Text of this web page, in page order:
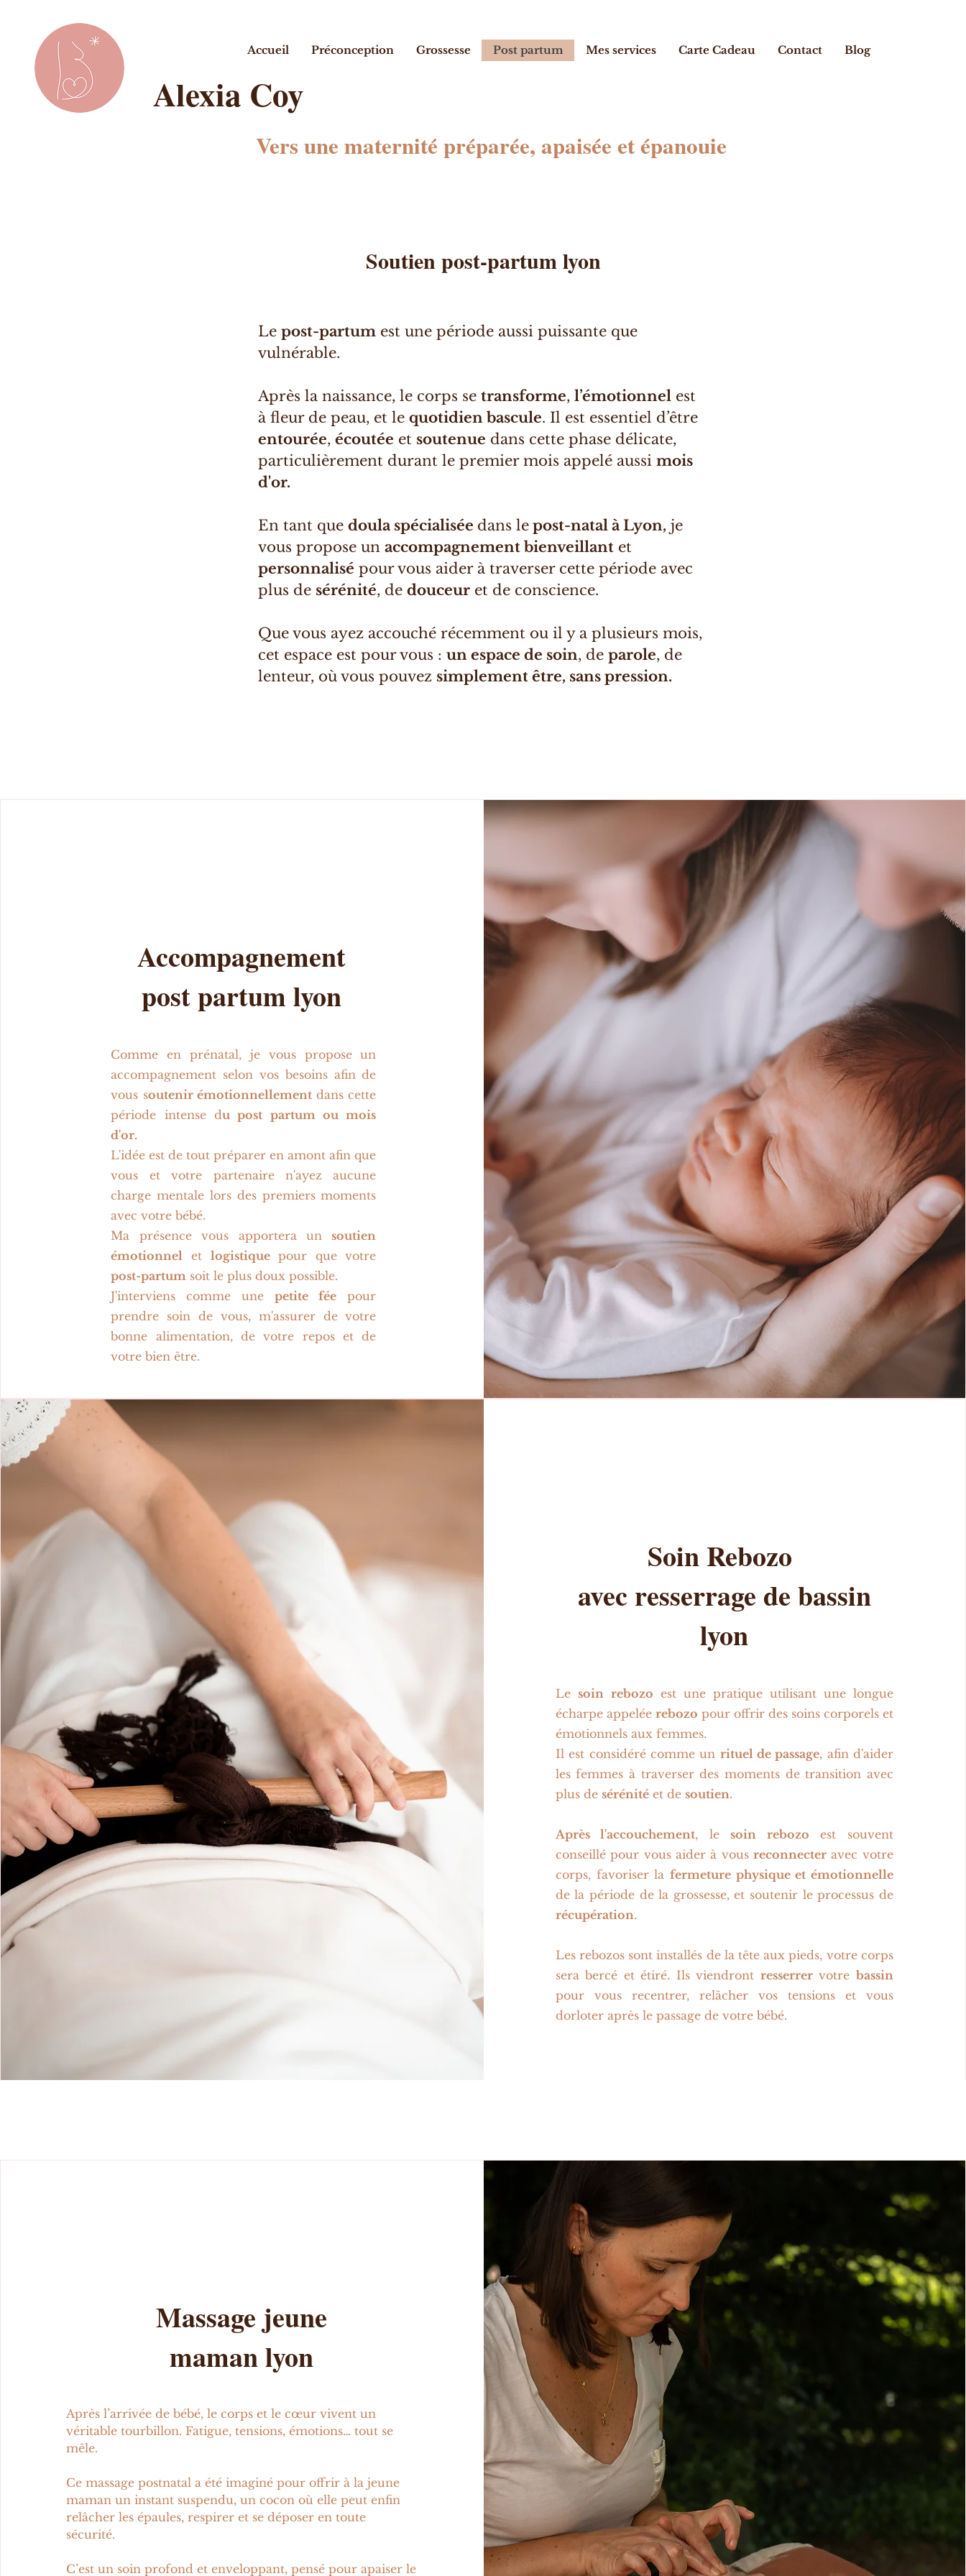
Accueil Préconception Grossesse Post partum Mes services Carte Cadeau Contact Blog
Alexia Coy
Vers une maternité préparée, apaisée et épanouie
Soutien post-partum lyon
Le post-partum est une période aussi puissante que
vulnérable.
Après la naissance, le corps se transforme, l’émotionnel est
à fleur de peau, et le quotidien bascule. Il est essentiel d’être
entourée, écoutée et soutenue dans cette phase délicate,
particulièrement durant le premier mois appelé aussi mois
d'or.
En tant que doula spécialisée dans le post-natal à Lyon, je
vous propose un accompagnement bienveillant et
personnalisé pour vous aider à traverser cette période avec
plus de sérénité, de douceur et de conscience.
Que vous ayez accouché récemment ou il y a plusieurs mois,
cet espace est pour vous : un espace de soin, de parole, de
lenteur, où vous pouvez simplement être, sans pression.
Accompagnement
post partum lyon
Comme en prénatal, je vous propose un
accompagnement selon vos besoins afin de
vous soutenir émotionnellementdans cette
période intense du post partum ou mois
d'or.
L'idée est de tout préparer en amont afin que
vous et votre partenaire n'ayez aucune
charge mentale lors des premiers moments
avec votre bébé.
Ma présence vous apportera un soutien
émotionnel et logistiquepour que votre
post-partum soit le plus doux possible.
J'interviens comme unepetite fée pour
prendre soin de vous, m'assurer de votre
bonne alimentation, de votre repos et de
votre bien être.
Soin Rebozo
avec resserrage de bassin
lyon
Le soin rebozo est une pratique utilisant une longue
écharpe appelée rebozo pour offrir des soins corporels et
émotionnels aux femmes.
Il est considéré comme un rituel de passage, afin d'aider
les femmes à traverser des moments de transition avec
plus de sérénitéet de soutien.
Après l'accouchement, le soin rebozo est souvent
conseillé pour vous aider à vousreconnecter avec votre
corps, favoriser la fermeture physique et émotionnelle
de la période de la grossesse, et soutenir le processus de
récupération.
Les rebozos sont installés de la tête aux pieds, votre corps
sera bercé et étiré. Ils viendront resserrervotre bassin
pour vous recentrer, relâcher vos tensions et vous
dorloter après le passage de votre bébé.
Massage jeune
maman lyon
Après l’arrivée de bébé, le corps et le cœur vivent un
véritable tourbillon. Fatigue, tensions, émotions… tout se
mêle.
Ce massage postnatal a été imaginé pour offrir à la jeune
maman un instant suspendu, un cocon où elle peut enfin
relâcher les épaules, respirer et se déposer en toute
sécurité.
C’est un soin profond et enveloppant, pensé pour apaiser le